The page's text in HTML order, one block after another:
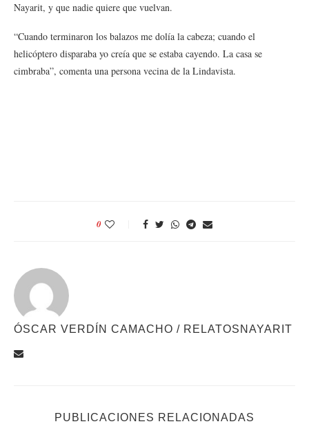
Nayarit, y que nadie quiere que vuelvan.
“Cuando terminaron los balazos me dolía la cabeza; cuando el
helicóptero disparaba yo creía que se estaba cayendo. La casa se
cimbraba”, comenta una persona vecina de la Lindavista.
0
ÓSCAR VERDÍN CAMACHO / RELATOSNAYARIT
PUBLICACIONES RELACIONADAS